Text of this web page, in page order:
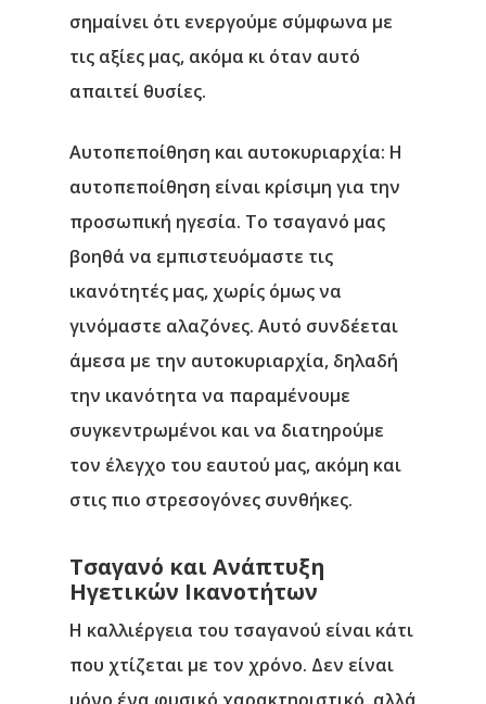
σημαίνει ότι ενεργούμε σύμφωνα με
τις αξίες μας, ακόμα κι όταν αυτό
απαιτεί θυσίες.
Αυτοπεποίθηση και αυτοκυριαρχία: Η
αυτοπεποίθηση είναι κρίσιμη για την
προσωπική ηγεσία. Το τσαγανό μας
βοηθά να εμπιστευόμαστε τις
ικανότητές μας, χωρίς όμως να
γινόμαστε αλαζόνες. Αυτό συνδέεται
άμεσα με την αυτοκυριαρχία, δηλαδή
την ικανότητα να παραμένουμε
συγκεντρωμένοι και να διατηρούμε
τον έλεγχο του εαυτού μας, ακόμη και
στις πιο στρεσογόνες συνθήκες.
Τσαγανό και Ανάπτυξη
Ηγετικών Ικανοτήτων
Η καλλιέργεια του τσαγανού είναι κάτι
που χτίζεται με τον χρόνο. Δεν είναι
Αρχική
Υπηρεσίες
Επικοινωνία